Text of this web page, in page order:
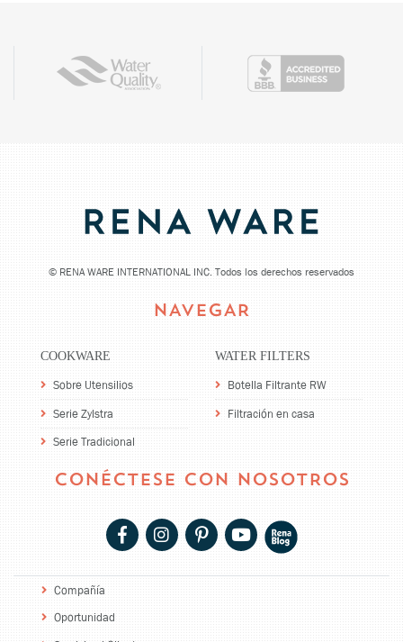
© RENA WARE INTERNATIONAL INC. Todos los derechos reservados
NAVEGAR
COOKWARE
Sobre Utensilios
Serie Zylstra
Serie Tradicional
WATER FILTERS
Botella Filtrante RW
Filtración en casa
CONÉCTESE CON NOSOTROS
Compañía
Oportunidad